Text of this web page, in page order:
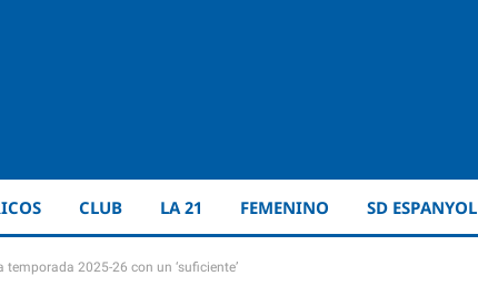
CLUB LA 21 FEMENINO SD ESPANYOL
2025-26 con un ‘suficiente’